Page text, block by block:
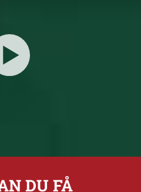
DU FÅ